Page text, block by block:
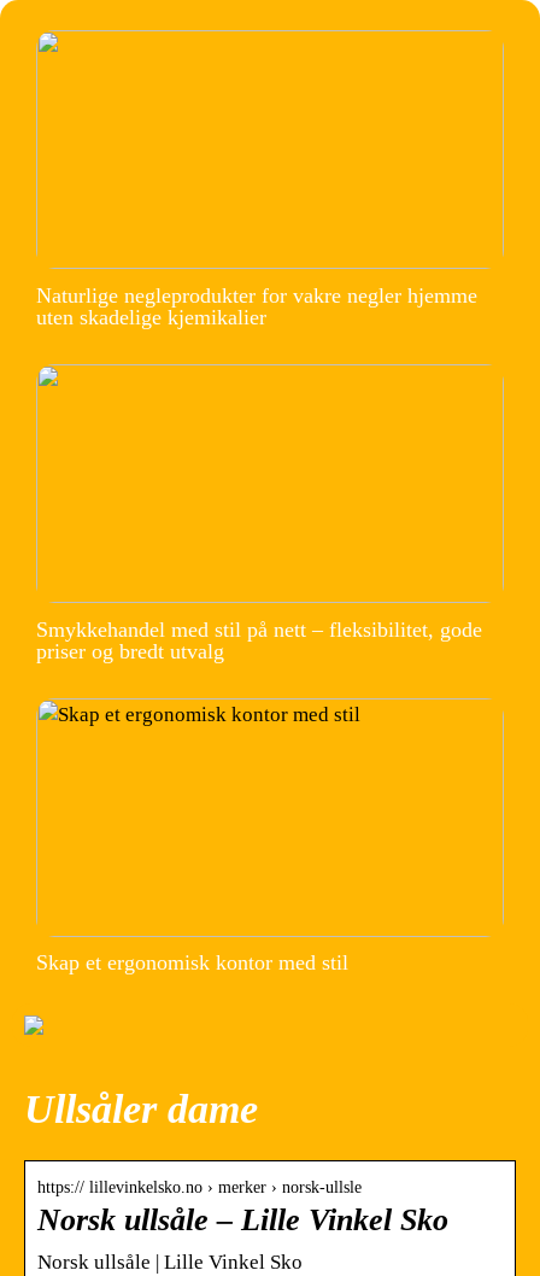
Naturlige negleprodukter for vakre negler hjemme
uten skadelige kjemikalier
Smykkehandel med stil på nett – fleksibilitet, gode
priser og bredt utvalg
Skap et ergonomisk kontor med stil
Ullsåler dame
https:// lillevinkelsko.no › merker › norsk-ullsle
Norsk ullsåle – Lille Vinkel Sko
Norsk ullsåle | Lille Vinkel Sko